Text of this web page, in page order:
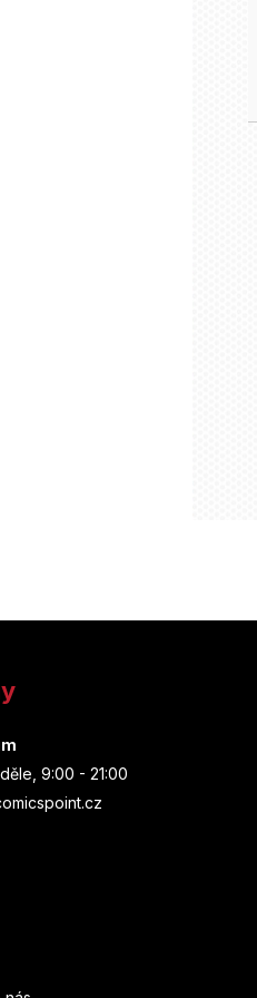
9:00 - 21:00